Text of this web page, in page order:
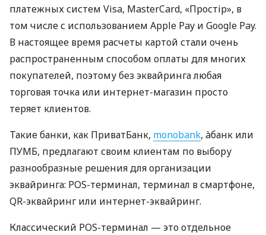
платежных систем Visa, MasterCard, «Простір», в
том числе с использованием Apple Pay и Google Pay.
В настоящее время расчеты картой стали очень
распространенным способом оплаты для многих
покупателей, поэтому без эквайринга любая
торговая точка или интернет-магазин просто
теряет клиентов.
Такие банки, как ПриватБанк, monobank, àбанк или
ПУМБ, предлагают своим клиентам по выбору
разнообразные решения для организации
эквайринга: POS-терминал, терминал в смартфоне,
QR-эквайринг или интернет-эквайринг.
Классический POS-терминал — это отдельное